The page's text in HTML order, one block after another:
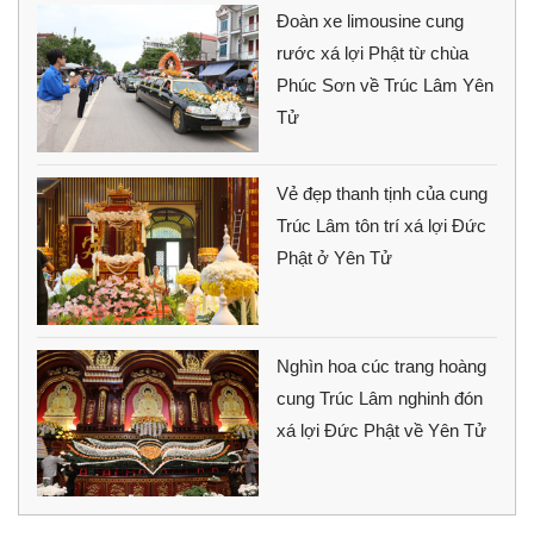
Đoàn xe limousine cung
rước xá lợi Phật từ chùa
Phúc Sơn về Trúc Lâm Yên
Tử
Vẻ đẹp thanh tịnh của cung
Trúc Lâm tôn trí xá lợi Đức
Phật ở Yên Tử
Nghìn hoa cúc trang hoàng
cung Trúc Lâm nghinh đón
xá lợi Đức Phật về Yên Tử